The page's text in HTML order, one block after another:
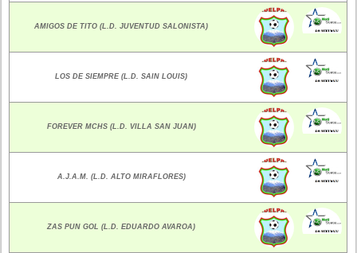
AMIGOS DE TITO (L.D. JUVENTUD SALONISTA)
LOS DE SIEMPRE (L.D. SAIN LOUIS)
FOREVER MCHS (L.D. VILLA SAN JUAN)
A.J.A.M. (L.D. ALTO MIRAFLORES)
ZAS PUN GOL (L.D. EDUARDO AVAROA)